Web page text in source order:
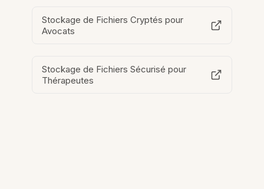
Stockage de Fichiers Cryptés pour
Avocats
Stockage de Fichiers Sécurisé pour
Thérapeutes